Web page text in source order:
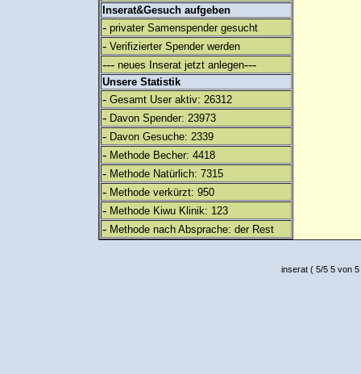
Inserat&Gesuch aufgeben
- privater Samenspender gesucht
- Verifizierter Spender werden
--- neues Inserat jetzt anlegen---
Unsere Statistik
- Gesamt User aktiv: 26312
- Davon Spender: 23973
- Davon Gesuche: 2339
- Methode Becher: 4418
- Methode Natürlich: 7315
- Methode verkürzt: 950
- Methode Kiwu Klinik: 123
- Methode nach Absprache: der Rest
inserat( 5/5 5 von 5